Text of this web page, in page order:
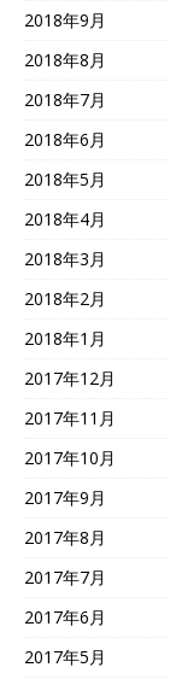
2018年9月
2018年8月
2018年7月
2018年6月
2018年5月
2018年4月
2018年3月
2018年2月
2018年1月
2017年12月
2017年11月
2017年10月
2017年9月
2017年8月
2017年7月
2017年6月
2017年5月